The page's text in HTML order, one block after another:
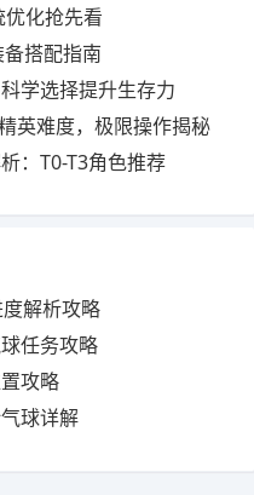
化抢先看
搭配指南
学选择提升生存力
英难度，极限操作揭秘
：T0-T3角色推荐
解析攻略
任务攻略
攻略
球详解